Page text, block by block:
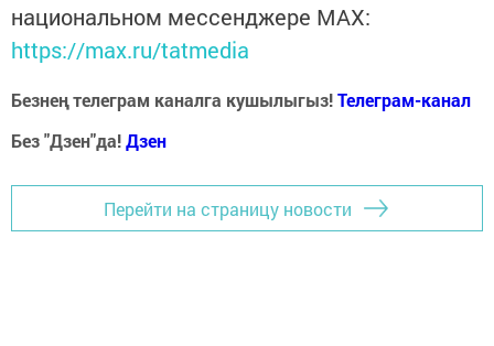
национальном мессенджере MАХ:
https://max.ru/tatmedia
Безнең телеграм каналга кушылыгыз!Телеграм-канал
Без "Дзен"да!Дзен
Перейти на страницу новости